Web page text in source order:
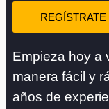
Empieza hoy a
manera fácil y
años de